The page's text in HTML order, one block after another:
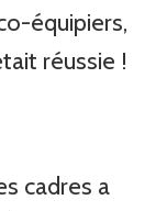
équipiers,
réussie !
cadres a